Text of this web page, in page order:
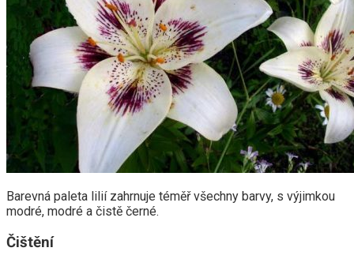
Barevná paleta lilií zahrnuje téměř všechny barvy, s výjimkou
modré, modré a čistě černé.
Čištění